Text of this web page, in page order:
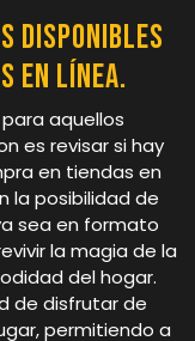
disponibles
en línea.
aquellos
es revisar si hay
en tiendas en
la posibilidad de
sea en formato
la magia de la
del hogar.
de disfrutar de
permitiendo a